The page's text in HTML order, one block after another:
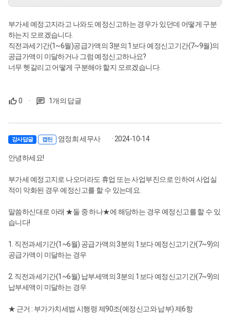
부가세 예정고지라고 나와도 예정신고하는 경우가 있던데 어떻게 구분
하는지 모르겠습니다.
직전과세기간(1~6월)공급가액의 3분의 1보다 예정신고기간(7~9월)의
공급가액이 미달하거나 그럼 예정신고하나요?
너무 헷갈리고 어떻게 구분해야 할지 모르겠습니다.
0 · 1개의 답글
강사답글 캡틴 염정희 세무사 · 2024-10-14
안녕하세요!
부가세 예정고지로 나오더라도 휴업 또는 사업부진으로 인하여 사업실
적이 악화된 경우 예정신고를 할 수 있는데요.
말씀하신대로 아래 ★둘 중 하나★에 해당하는 경우 예정신고를 할 수 있
습니다!
1. 직전과세기간(1~6월) 공급가액의 3분의 1보다 예정신고기간(7~9)의
공급가액이 미달하는 경우
2. 직전과세기간(1~6월) 납부세액의 3분의 1보다 예정신고기간(7~9)의
납부세액이 미달하는 경우
★ 근거 : 부가가치세법 시행령 제90조(예정신고와 납부) 제6항